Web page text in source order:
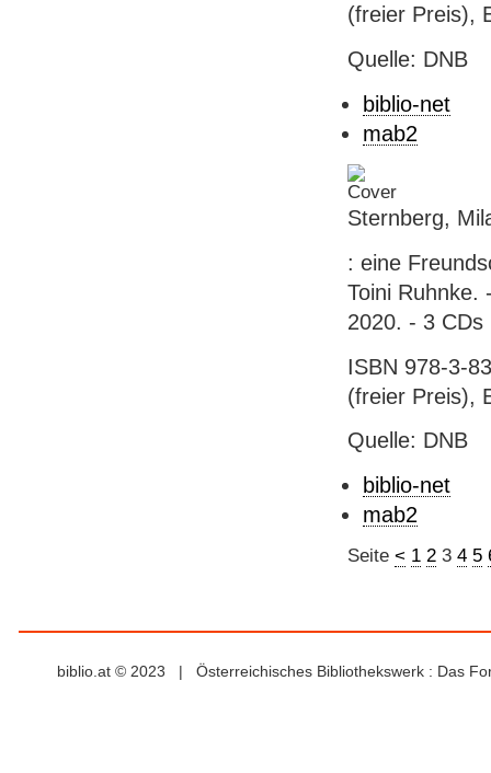
(freier Preis),
Quelle: DNB
biblio-net
mab2
Sternberg,
: eine
Toini Ruhnke.
2020. - 3 CDs
ISBN 978-3-
(freier Preis),
Quelle: DNB
biblio-net
mab2
Seite < 1 2 3 4 5
biblio.at © 2023 | Österreichisches Bibliothekswerk : Das